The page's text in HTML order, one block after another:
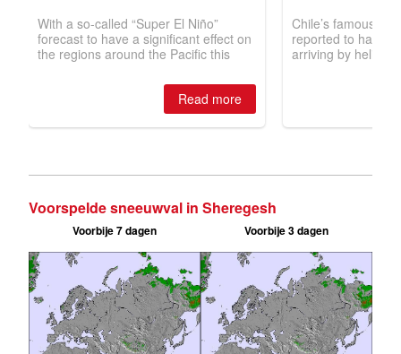
Voorspelde sneeuwval in Sheregesh
Voorbije 7 dagen Voorbije 3 dagen